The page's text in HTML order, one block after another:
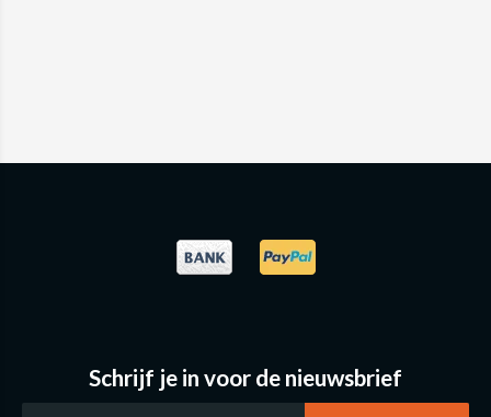
Schrijf je in voor de nieuwsbrief